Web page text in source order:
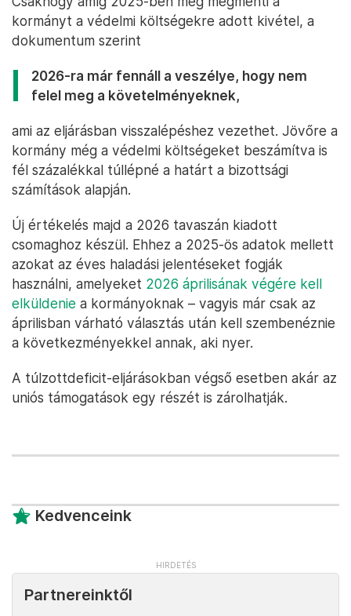
kormányt a védelmi költségekre adott kivétel, a
dokumentum szerint
2026-ra már fennáll a veszélye, hogy nem
felel meg a követelményeknek,
ami az eljárásban visszalépéshez vezethet. Jövőre a
kormány még a védelmi költségeket beszámítva is
fél százalékkal túllépné a határt a bizottsági
számítások alapján.
Új értékelés majd a 2026 tavaszán kiadott
csomaghoz készül. Ehhez a 2025-ös adatok mellett
azokat az éves haladási jelentéseket fogják
használni, amelyeket 2026 áprilisának végére kell
elküldenie a kormányoknak – vagyis már csak az
áprilisban várható választás után kell szembenéznie
a következményekkel annak, aki nyer.
A túlzottdeficit-eljárásokban végső esetben akár az
uniós támogatások egy részét is zárolhatják.
Kedvenceink
Partnereinktől